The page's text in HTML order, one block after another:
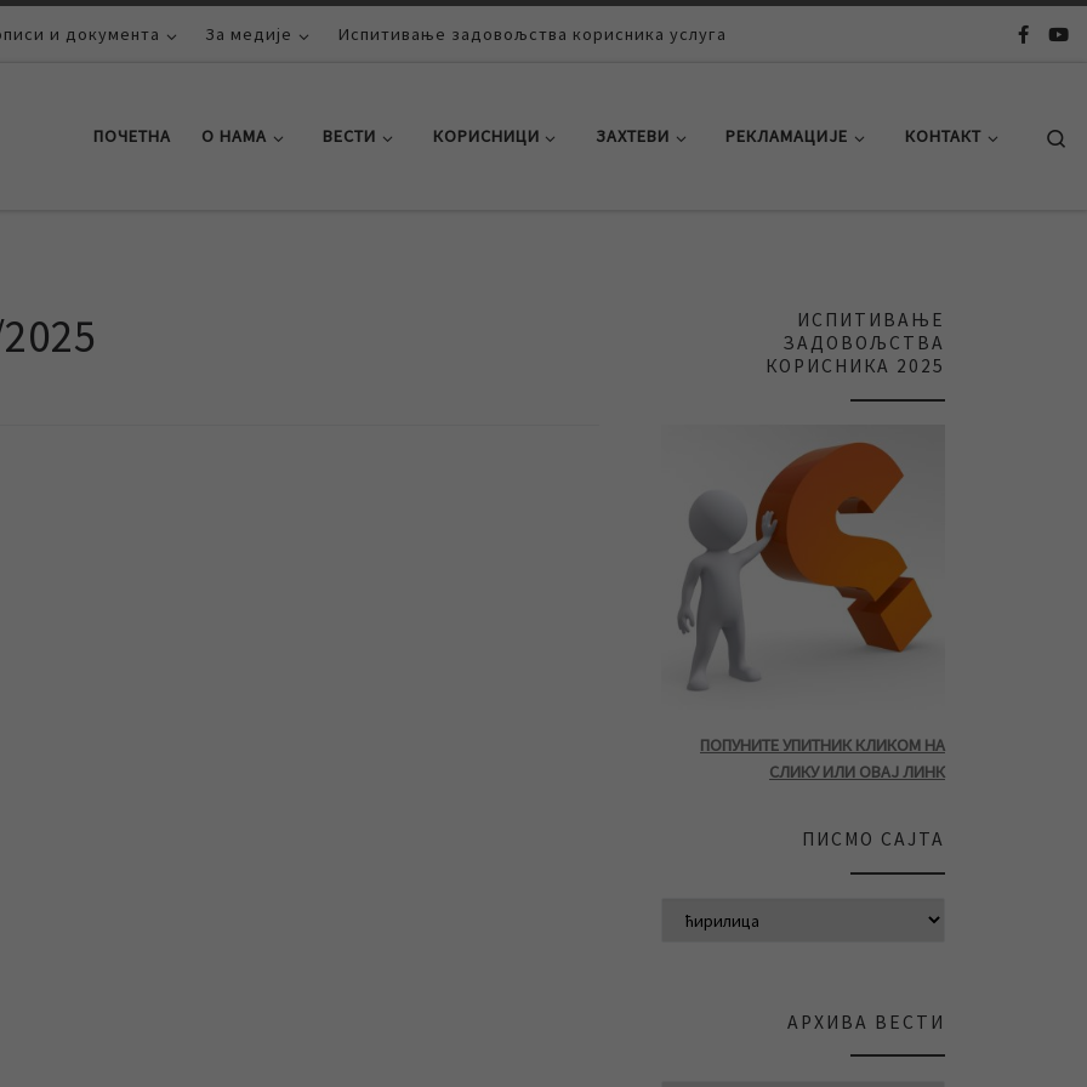
и документа За медије Испитивање задовољства корисника услуга
ПОЧЕТНА О НАМА ВЕСТИ КОРИСНИЦИ ЗАХТЕВИ РЕКЛАМАЦИЈЕ КОНТАКТ
ИСПИТИВАЊЕ
ЗАДОВОЉСТВА
КОРИСНИКА 2025
ПОПУНИТЕ УПИТНИК КЛИКОМ НА
СЛИКУ ИЛИ ОВАЈ ЛИНК
ПИСМО САЈТА
АРХИВА ВЕСТИ